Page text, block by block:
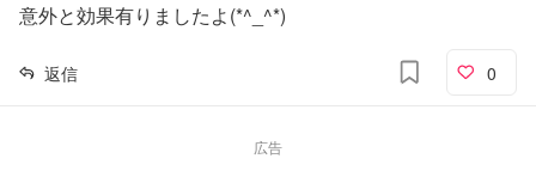
意外と効果有りましたよ(*^_^*)
返信 0
広告